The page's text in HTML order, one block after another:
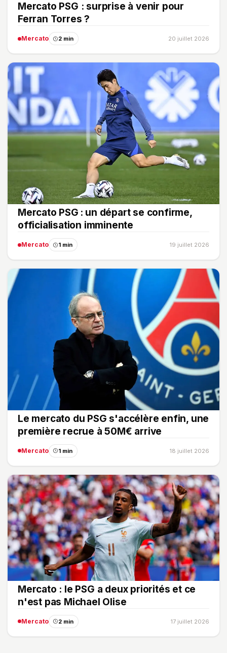
Mercato PSG : surprise à venir pour
Ferran Torres ?
Mercato 2 min 20 juillet 2026
Mercato PSG : un départ se confirme,
officialisation imminente
Mercato 1 min 19 juillet 2026
Le mercato du PSG s'accélère enfin, une
première recrue à 50M€ arrive
Mercato 1 min 18 juillet 2026
Mercato : le PSG a deux priorités et ce
n'est pas Michael Olise
Mercato 2 min 17 juillet 2026